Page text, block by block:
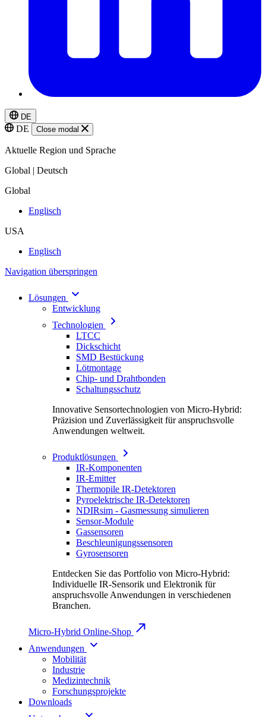
DE
DE Close modal
Aktuelle Region und Sprache
Global | Deutsch
Global
Englisch
USA
Englisch
Navigation überspringen
Lösungen
Entwicklung
Technologien
LTCC
Dickschicht
SMD Bestückung
Lötmontage
Chip- und Drahtbonden
Schaltungsschutz
Innovative Sensortechnologien von Micro-Hybrid:
Präzision und Zuverlässigkeit für anspruchsvolle
Anwendungen weltweit.
Produktlösungen
IR-Komponenten
IR-Emitter
Thermopile IR-Detektoren
Pyroelektrische IR-Detektoren
NDIRsim - Gasmessung simulieren
Sensor-Module
Gassensoren
Beschleunigungssensoren
Gyrosensoren
Entdecken Sie das Portfolio von Micro-Hybrid:
Individuelle IR-Sensorik und Elektronik für
anspruchsvolle Anwendungen in verschiedenen
Branchen.
Micro-Hybrid Online-Shop
Anwendungen
Mobilität
Industrie
Medizintechnik
Forschungsprojekte
Downloads